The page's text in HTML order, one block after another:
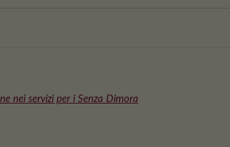
nei servizi per i Senza Dimora